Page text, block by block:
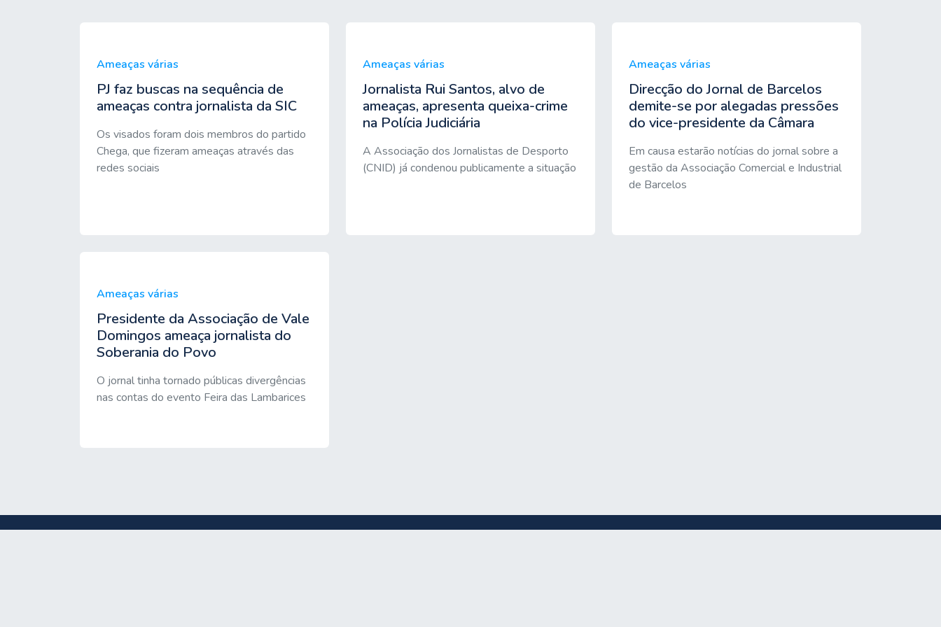
Ameaças várias
PJ faz buscas na sequência de
ameaças contra jornalista da SIC
Os visados foram dois membros do partido
Chega, que fizeram ameaças através das
redes sociais
Ameaças várias
Jornalista Rui Santos, alvo de
ameaças, apresenta queixa-crime
na Polícia Judiciária
A Associação dos Jornalistas de Desporto
(CNID) já condenou publicamente a situação
Ameaças várias
Direcção do Jornal de Barcelos
demite-se por alegadas pressões
do vice-presidente da Câmara
Em causa estarão notícias do jornal sobre a
gestão da Associação Comercial e Industrial
de Barcelos
Ameaças várias
Presidente da Associação de Vale
Domingos ameaça jornalista do
Soberania do Povo
O jornal tinha tornado públicas divergências
nas contas do evento Feira das Lambarices